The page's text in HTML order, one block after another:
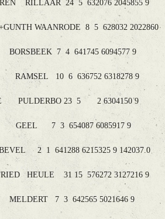
RILLAAR 24 5 632076 2045855 9
WAANRODE 8 5 628032 2022860
7 4 641745 6094577 9
RAMSEL 10 6 636752 6318278 9
PULDERBO 23 5 2 6304150 9
GEEL 7 3 654087 6085917 9
2 1 641288 6215325 9 142037.0
HEULE 31 15 576272 3127216 9
7 3 642565 5021646 9